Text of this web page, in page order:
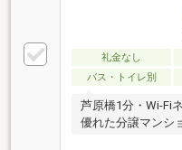
礼金なし
バス・トイレ別
芦原橋1分・Wi-Fi
優れた分譲マンシ